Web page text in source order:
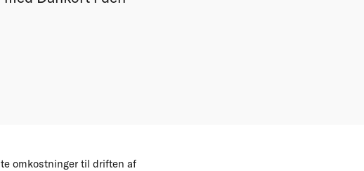
omkostninger til driften af